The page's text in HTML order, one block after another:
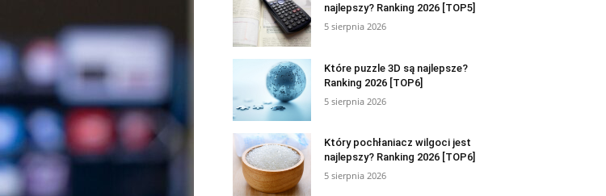
najlepszy? Ranking 2026 [TOP5]
5 sierpnia 2026
Które puzzle 3D są najlepsze?
Ranking 2026 [TOP6]
5 sierpnia 2026
Który pochłaniacz wilgoci jest
najlepszy? Ranking 2026 [TOP6]
5 sierpnia 2026